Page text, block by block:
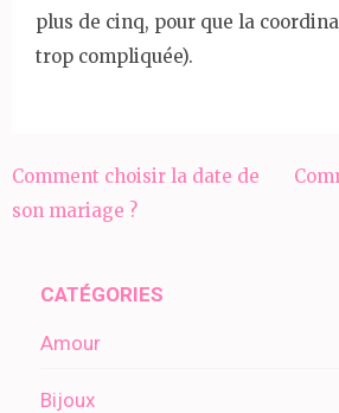
plus de cinq, pour que la
trop compliquée).
Navigation
de
Comment choisir la date de
son mariage ?
CATÉGORIES
Amour
Bijoux